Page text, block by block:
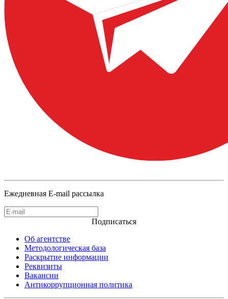
Ежедневная E-mail рассылка
Подписаться
Об агентстве
Методологическая база
Раскрытие информации
Реквизиты
Вакансии
Антикоррупционная политика